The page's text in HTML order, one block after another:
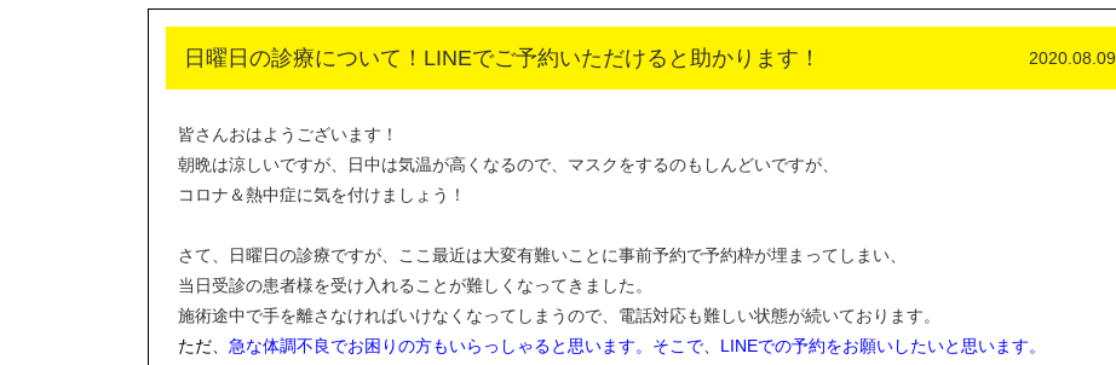
2020.08.09
日曜日の診療について！LINEでご予約いただけると助かります！
皆さんおはようございます！
朝晩は涼しいですが、日中は気温が高くなるので、マスクをするのもしんどいですが、
コロナ＆熱中症に気を付けましょう！
さて、日曜日の診療ですが、ここ最近は大変有難いことに事前予約で予約枠が埋まってしまい、
当日受診の患者様を受け入れることが難しくなってきました。
施術途中で手を離さなければいけなくなってしまうので、電話対応も難しい状態が続いております。
ただ、 急な体調不良でお困りの方もいらっしゃると思います。そこで、LINEでの予約をお願いしたいと思います。